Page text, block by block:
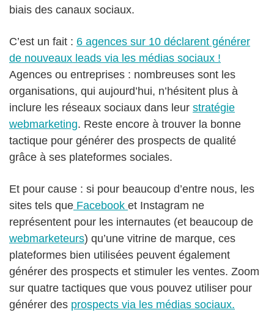
biais des canaux sociaux.
C’est un fait : 6 agences sur 10 déclarent générer
de nouveaux leads via les médias sociaux !
Agences ou entreprises : nombreuses sont les
organisations, qui aujourd’hui, n’hésitent plus à
inclure les réseaux sociaux dans leur stratégie
webmarketing. Reste encore à trouver la bonne
tactique pour générer des prospects de qualité
grâce à ses plateformes sociales.
Et pour cause : si pour beaucoup d’entre nous, les
sites tels que Facebook et Instagram ne
représentent pour les internautes (et beaucoup de
webmarketeurs) qu’une vitrine de marque, ces
plateformes bien utilisées peuvent également
générer des prospects et stimuler les ventes. Zoom
sur quatre tactiques que vous pouvez utiliser pour
générer des prospects via les médias sociaux.